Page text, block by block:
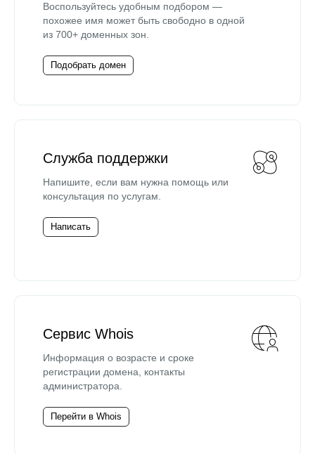
Воспользуйтесь удобным подбором —
похожее имя может быть свободно в одной
из 700+ доменных зон.
Подобрать домен
Служба поддержки
Напишите, если вам нужна помощь или
консультация по услугам.
Написать
Сервис Whois
Информация о возрасте и сроке
регистрации домена, контакты
администратора.
Перейти в Whois